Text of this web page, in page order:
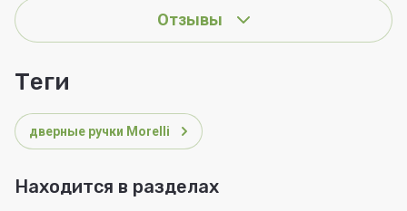
Отзывы
теги
дверные ручки Morelli
Находится в разделах